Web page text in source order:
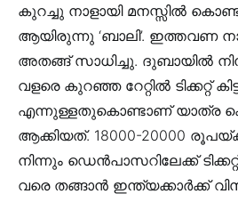
കുറച്ചു നാളായി മനസ്സില്‍
ആയിരുന്നു ‘ബാലി’. ഇത്തവണ
അതങ്ങ് സാധിച്ചു. ദുബായില്‍
വളരെ കുറഞ്ഞ റേറ്റില്‍ ടിക്കറ്റ്‌
എന്നുള്ളതുകൊണ്ടാണ് യാത്ര
ആക്കിയത്. 18000-20000
നിന്നും ഡെന്‍പാസറിലേക്ക്
വരെ തങ്ങാന്‍ ഇന്ത്യക്കാര്‍ക്ക്